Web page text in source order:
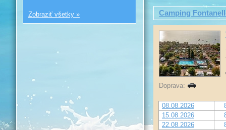
Camping
Doprava:
08.08.2026
15.08.2026
22.08.2026
Zobraziť všetky »